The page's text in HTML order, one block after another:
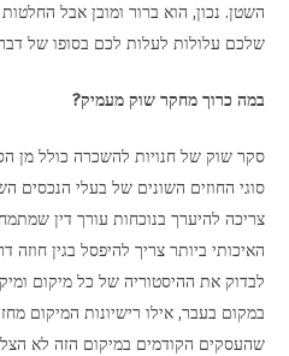
פיצול נחלות – החוק החדש שיקל
מדוע תמ”א 38 כל כך משתלם?
השטן. נכון, הוא ברור ומובן אבל
שלכם עלולות לעלות לכם בסופו של
במה כרוך מחקר שוק מעמיק?
סקר שוק של חנויות להשכרה כולל מן
סוגי החוזים השונים של בעלי הנכסים
צריכה להיערך בנוכחות עורך דין
האיכותי ביותר צריך להיפסל בגין חוזה
לבדוק את ההיסטוריה של כל מיקום
במקום בעבר, אילו רישיונות המיקום
שהעסקים הקודמים במיקום הזה לא